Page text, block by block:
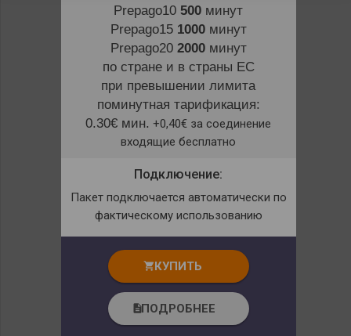
Prepago10500 минут
Prepago15 1000минут
Prepago20 2000минут
по стране и в страны ЕС
при превышении лимита
поминутная тарификация:
0.30€ мин. +0,40€ за соединение
входящие бесплатно
Подключение:
Пакет подключается автоматически по
фактическому использованию
shopping_cartКУПИТЬ
descriptionПОДРОБНЕЕ